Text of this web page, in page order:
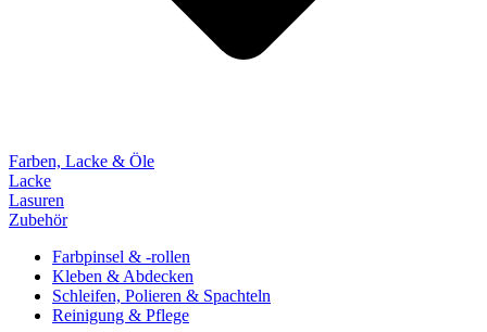
Farben, Lacke & Öle
Lacke
Lasuren
Zubehör
Farbpinsel & -rollen
Kleben & Abdecken
Schleifen, Polieren & Spachteln
Reinigung & Pflege